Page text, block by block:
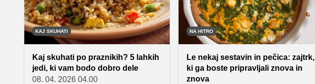
KAJ SKUHATI
Kaj skuhati po praznikih? 5 lahkih
jedi, ki vam bodo dobro dele
08. 04. 2026 04.00
NA HITRO
Le nekaj sestavin in pečica: zajtrk,
ki ga boste pripravljali znova in
znova